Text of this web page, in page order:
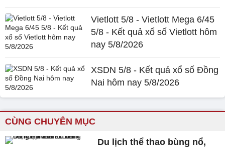
Vietlott 5/8 - Vietlott Mega 6/45
5/8 - Kết quả xổ số Vietlott hôm
nay 5/8/2026
XSDN 5/8 - Kết quả xổ số Đồng
Nai hôm nay 5/8/2026
CÙNG CHUYÊN MỤC
Du lịch thể thao bùng nổ,